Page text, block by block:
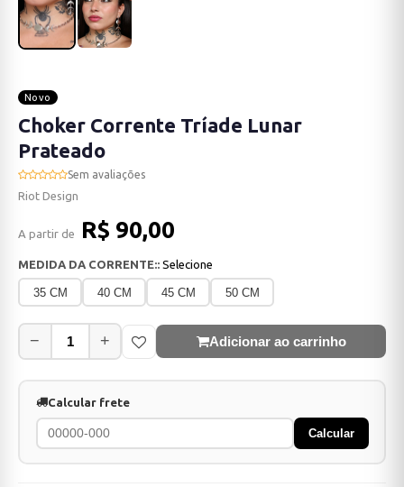
Novo
Choker Corrente Tríade Lunar
Prateado
Sem avaliações
Riot Design
A partir de R$ 90,00
MEDIDA DA CORRENTE:: Selecione
35 CM 40 CM 45 CM 50 CM
− + Adicionar ao carrinho
Calcular frete
Calcular